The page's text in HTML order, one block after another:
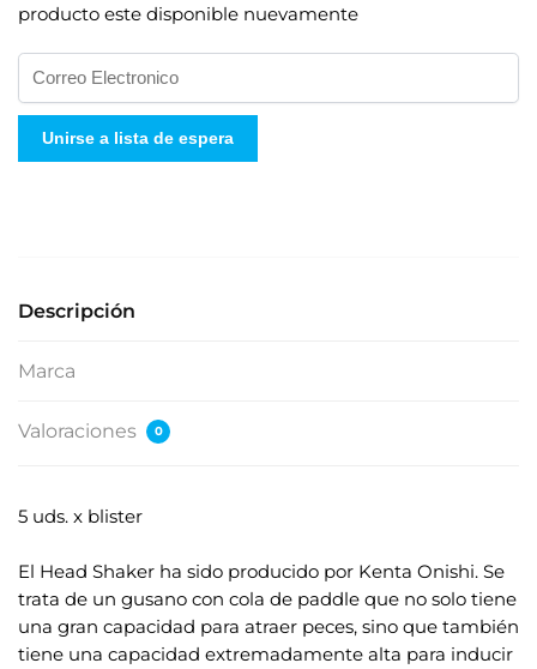
producto este disponible nuevamente
n
g
d
r
c
ó
d
e
c
Unirse a lista de espera
Descripción
Marca
Valoraciones 0
5 uds. x blister
El Head Shaker ha sido producido por Kenta Onishi. Se
trata de un gusano con cola de paddle que no solo tiene
una gran capacidad para atraer peces, sino que también
tiene una capacidad extremadamente alta para inducir